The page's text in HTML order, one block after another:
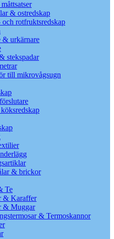
& ostredskap
och rotfruktsredskap
& urkärnare
stekspadar
till mikrovågsugn
& brickor
Te
& Karaffer
& Muggar
& Termoskannor